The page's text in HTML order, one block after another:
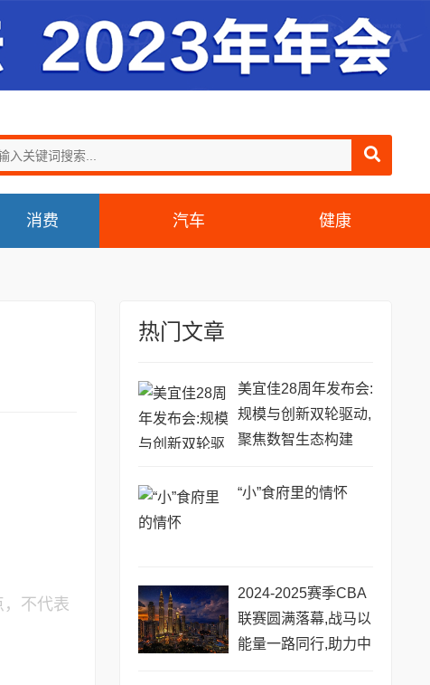
消费 汽车 健康
不代表
热门文章
美宜佳28周年发布会:
规模与创新双轮驱动,
聚焦数智生态构建
“小”食府里的情怀
2024-2025赛季CBA
联赛圆满落幕,战马以
能量一路同行,助力中